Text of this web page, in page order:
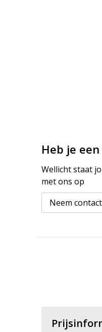
Heb je
Wellicht staat
met ons op
Neem